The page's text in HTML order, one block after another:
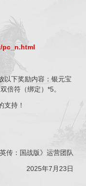
pc_n.html
以下奖励内容：银元宝
倍符（绑定）*5。
支持！
英传：国战版》运营团队
2025年7月23日